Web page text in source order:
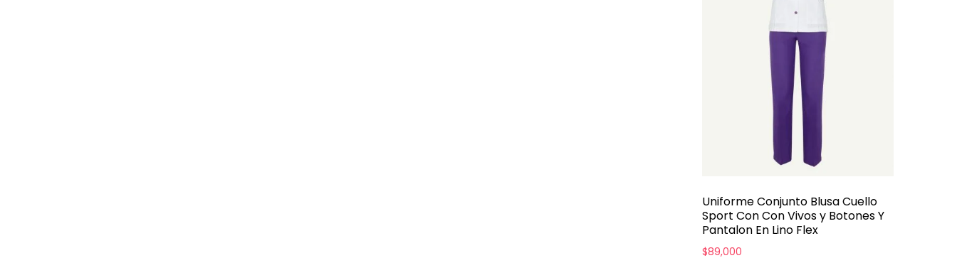
Uniforme Conjunto Blusa Cuello
Sport Con Con Vivos y Botones Y
Pantalon En Lino Flex
$89,000